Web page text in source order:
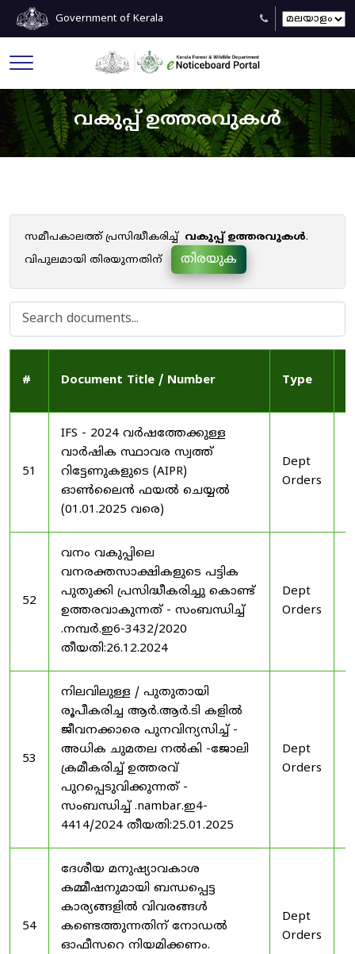
Government of Kerala
വകുപ്പ് ഉത്തരവുകൾ
സമീപകാലത്ത് പ്രസിദ്ധീകരിച്ച് വകുപ്പ് ഉത്തരവുകൾ.
വിപുലമായി തിരയുന്നതിന്
തിരയുക
# Document Title / Number Type
51
IFS - 2024 വർഷത്തേക്കുള്ള
വാർഷിക സ്ഥാവര സ്വത്ത്
റിട്ടേണുകളുടെ (AIPR)
ഓൺലൈൻ ഫയൽ ചെയ്യൽ
(01.01.2025 വരെ)
Dept
Orders
52
വനം വകുപ്പിലെ
വനരക്തസാക്ഷികളുടെ പട്ടിക
പുതുക്കി പ്രസിദ്ധീകരിച്ചു കൊണ്ട്
ഉത്തരവാകുന്നത് - സംബന്ധിച്ച്
.നമ്പർ.ഇ6-3432/2020
തീയതി:26.12.2024
Dept
Orders
53
നിലവിലുള്ള / പുതുതായി
രൂപീകരിച്ച ആർ.ആർ.ടി കളിൽ
ജീവനക്കാരെ പുനവിന്യസിച്ച് -
അധിക ചുമതല നൽകി -ജോലി
ക്രമീകരിച്ച് ഉത്തരവ്
പുറപ്പെടുവിക്കുന്നത് -
സംബന്ധിച്ച് .nambar.ഇ4-
4414/2024 തീയതി:25.01.2025
Dept
Orders
54
ദേശീയ മനുഷ്യാവകാശ
കമ്മീഷനുമായി ബന്ധപ്പെട്ട
കാര്യങ്ങളിൽ വിവരങ്ങൾ
കണ്ടെത്തുന്നതിന് നോഡൽ
ഓഫീസറെ നിയമിക്കണം.
Dept
Orders